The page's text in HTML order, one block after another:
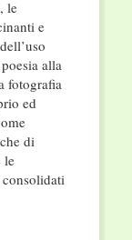
le
e
alla
fotografia
ed
di
le
consolidati